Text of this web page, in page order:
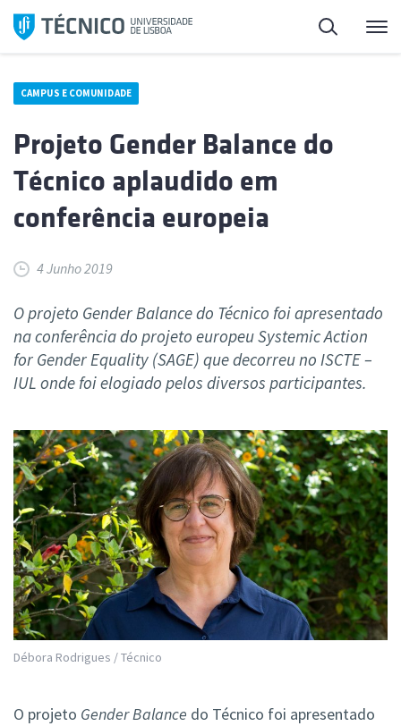
Saltar
para
Pesquisa
CAMPUS E COMUNIDADE
Projeto Gender Balance do
Técnico aplaudido em
conferência europeia
4 Junho 2019
O projeto Gender Balance do Técnico foi apresentado
na conferência do projeto europeu Systemic Action
for Gender Equality (SAGE) que decorreu no ISCTE –
IUL onde foi elogiado pelos diversos participantes.
Débora Rodrigues / Técnico
O projeto Gender Balance do Técnico foi apresentado